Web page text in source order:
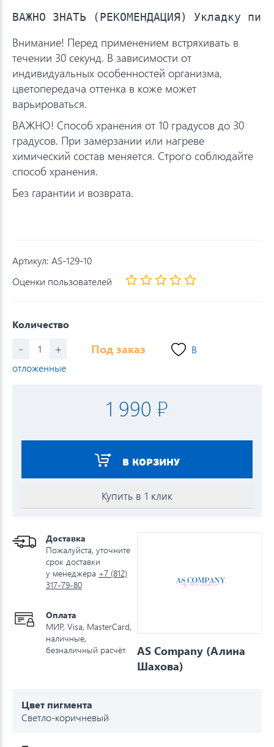
Внимание! Перед применением встряхивать в
течении 30 секунд. В зависимости от
индивидуальных особенностей организма,
цветопередача оттенка в коже может
варьироваться.
ВАЖНО! Способ хранения от 10 градусов до 30
градусов. При замерзании или нагреве
химический состав меняется. Строго соблюдайте
способ хранения.
Без гарантии и возврата.
Артикул: AS-129-10
Оценки пользователей
Количество
- + Под заказ
В
отложенные
1 990 ₽
В КОРЗИНУ
Купить в 1 клик
Доставка
Пожалуйста, уточните
срок доставки
у менеджера +7 (812)
317-79-80
Оплата
МИР, Visa, MasterCard,
наличные,
безналичный расчёт.
AS Company (Алина
Шахова)
Цвет пигмента
Светло-коричневый